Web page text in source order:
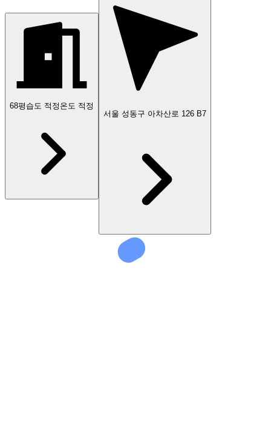
68평 습도 적정 온도 적정
서울 성동구 아차산로 126 B7